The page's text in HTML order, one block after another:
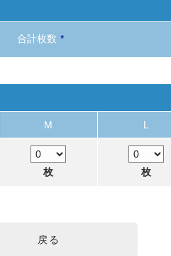
合計枚数 *
M L
枚 枚